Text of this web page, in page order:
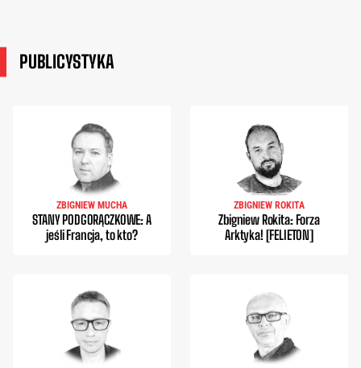
PUBLICYSTYKA
ZBIGNIEW MUCHA
STANY PODGORĄCZKOWE: A
jeśli Francja, to kto?
ZBIGNIEW ROKITA
Zbigniew Rokita: Forza
Arktyka! [FELIETON]